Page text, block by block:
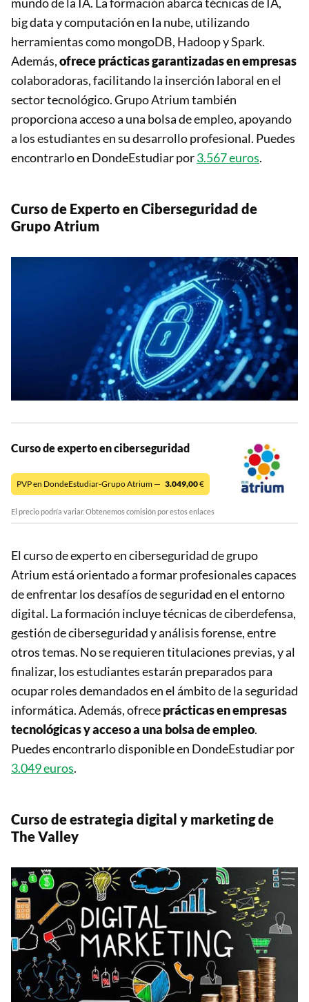
big data y computación en la nube, utilizando
herramientas como mongoDB, Hadoop y Spark.
Además,ofrece prácticas garantizadas en empresas
colaboradoras, facilitando la inserción laboral en el
sector tecnológico. Grupo Atrium también
proporciona acceso a una bolsa de empleo, apoyando
a los estudiantes en su desarrollo profesional. Puedes
encontrarlo en DondeEstudiar por3.567 euros.
Curso de Experto en Ciberseguridad de
Grupo Atrium
Curso de experto en ciberseguridad
PVP en DondeEstudiar-Grupo Atrium — 3.049,00€
El precio podría variar. Obtenemos comisión por estos enlaces
El curso de experto en ciberseguridad de grupo
Atrium está orientado a formar profesionales capaces
de enfrentar los desafíos de seguridad en el entorno
digital. La formación incluye técnicas de ciberdefensa,
gestión de ciberseguridad y análisis forense, entre
otros temas. No se requieren titulaciones previas, y al
finalizar, los estudiantes estarán preparados para
ocupar roles demandados en el ámbito de la seguridad
informática. Además, ofreceprácticas en empresas
tecnológicas y acceso a una bolsa de empleo.
Puedes encontrarlo disponible en DondeEstudiar por
3.049 euros.
Curso de estrategia digital y marketing de
The Valley